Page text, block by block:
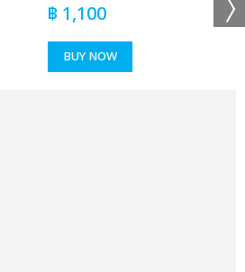
฿ 1,100
BUY NOW